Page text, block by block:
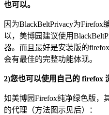
也可以。
因为BlackBeltPrivacy为
以，美博园建议使用
器。而且最好是安装版的
会有最佳的完整功能体现。
2)您也可以使用自己的 firefox
如美博园Firefox纯净绿色版，
的代理（方法图示见后）：